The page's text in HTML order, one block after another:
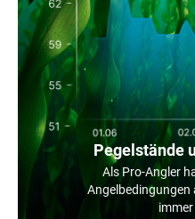
Pegelstände
Als Pro-Angler
Angelbedingungen